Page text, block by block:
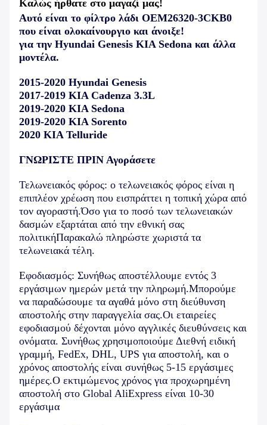
Καλώς ήρθατε στο μαγαζί μας!
Αυτό είναι το φίλτρο λάδι OEM26320-3CKB0
που είναι ολοκαίνουργιο και άνοιξε!
για την Hyundai Genesis KIA Sedona και άλλα
μοντέλα.
2015-2020 Hyundai Genesis
2017-2019 KIA Cadenza 3.3L
2019-2020 KIA Sedona
2019-2020 KIA Sorento
2020 KIA Telluride
ΓΝΩΡΙΣΤΕ ΠΡΙΝ Αγοράσετε
Τελωνειακός φόρος: ο τελωνειακός φόρος είναι η
επιπλέον χρέωση που εισπράττει η τοπική χώρα από
τον αγοραστή.Όσο για το ποσό των τελωνειακών
δασμών εξαρτάται από την εθνική σας
πολιτικήΠαρακαλώ πληρώστε χωριστά τα
τελωνειακά τέλη.
Εφοδιασμός: Συνήθως αποστέλλουμε εντός 3
εργάσιμων ημερών μετά την πληρωμή.Μπορούμε
να παραδώσουμε τα αγαθά μόνο στη διεύθυνση
αποστολής στην παραγγελία σας.Οι εταιρείες
εφοδιασμού δέχονται μόνο αγγλικές διευθύνσεις και
ονόματα. Συνήθως χρησιμοποιούμε Διεθνή ειδική
γραμμή, FedEx, DHL, UPS για αποστολή, και ο
χρόνος αποστολής είναι συνήθως 5-15 εργάσιμες
ημέρες.Ο εκτιμώμενος χρόνος για προχωρημένη
αποστολή στο Global AliExpress είναι 10-30
εργάσιμα